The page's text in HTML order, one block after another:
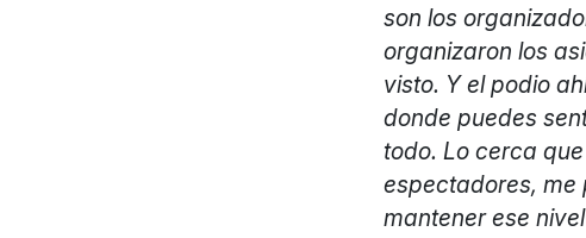
son los
organizaron los
visto. Y el podio
donde puedes
todo. Lo cerca
espectadores, me
mantener ese